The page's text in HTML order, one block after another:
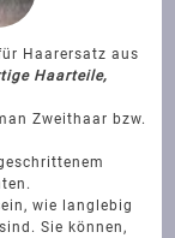
Haarersatz aus
Haarteile,
Zweithaar bzw.
wie langlebig
Sie können,